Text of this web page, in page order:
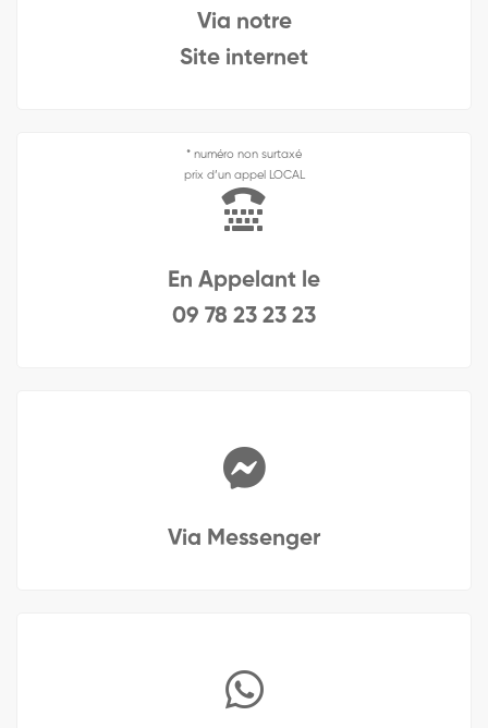
Via notre
Site internet
* numéro non surtaxé
prix d’un appel LOCAL
En Appelant le
09 78 23 23 23
Via Messenger